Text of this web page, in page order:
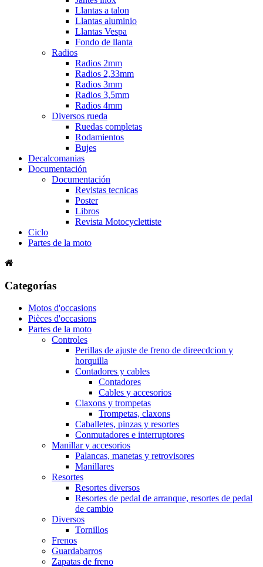
Llantas a talon
Llantas aluminio
Llantas Vespa
Fondo de llanta
Radios
Radios 2mm
Radios 2,33mm
Radios 3mm
Radios 3,5mm
Radios 4mm
Diversos rueda
Ruedas completas
Rodamientos
Bujes
Decalcomanias
Documentación
Documentación
Revistas tecnicas
Poster
Libros
Revista Motocyclettiste
Ciclo
Partes de la moto
Categorías
Motos d'occasions
Pièces d'occasions
Partes de la moto
Controles
Perillas de ajuste de freno de direecdcion y
horquilla
Contadores y cables
Contadores
Cables y accesorios
Claxons y trompetas
Trompetas, claxons
Caballetes, pinzas y resortes
Conmutadores e interruptores
Manillar y accesorios
Palancas, manetas y retrovisores
Manillares
Resortes
Resortes diversos
Resortes de pedal de arranque, resortes de pedal
de cambio
Diversos
Tornillos
Frenos
Guardabarros
Zapatas de freno